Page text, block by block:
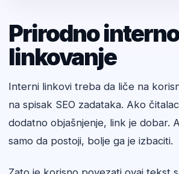
Prirodno interno
linkovanje
Interni linkovi treba da liče na
na spisak SEO zadataka. Ako
dodatno objašnjenje, link je dobar.
samo da postoji, bolje ga je izbaciti.